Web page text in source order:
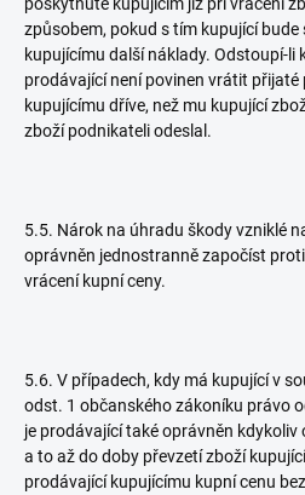
způsobem, pokud s tím kupující
kupujícímu další náklady. Odstoupí-li
prodávající není povinen vrátit přijaté
kupujícímu dříve, než mu kupující
zboží podnikateli odeslal.
5.5. Nárok na úhradu škody vzniklé
oprávněn jednostranně započíst
vrácení kupní ceny.
5.6. V případech, kdy má kupující v
odst. 1 občanského zákoníku právo
je prodávající také oprávněn
a to až do doby převzetí zboží
prodávající kupujícímu kupní cenu